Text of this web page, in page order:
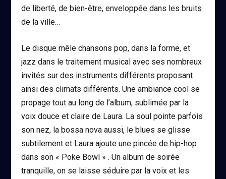
de liberté, de bien-être, enveloppée dans les bruits
de la ville…
Le disque mêle chansons pop, dans la forme, et
jazz dans le traitement musical avec ses nombreux
invités sur des instruments différents proposant
ainsi des climats différents. Une ambiance cool se
propage tout au long de l’album, sublimée par la
voix douce et claire de Laura. La soul pointe parfois
son nez, la bossa nova aussi, le blues se glisse
subtilement et Laura ajoute une pincée de hip-hop
dans son « Poke Bowl » . Un album de soirée
tranquille, on se laisse séduire par la voix et les